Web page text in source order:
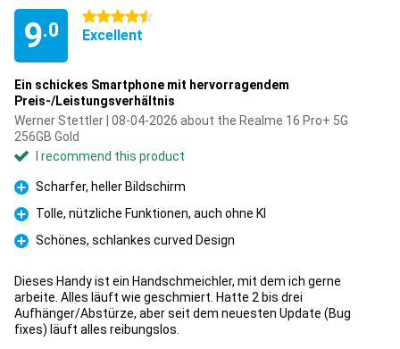
9.0
4.5 stars
Excellent
Ein schickes Smartphone mit hervorragendem
Preis-/Leistungsverhältnis
Werner Stettler | 08-04-2026 about the Realme 16 Pro+ 5G
256GB Gold
I recommend this product
Pro
Scharfer, heller Bildschirm
Pro
Tolle, nützliche Funktionen, auch ohne KI
Pro
Schönes, schlankes curved Design
Dieses Handy ist ein Handschmeichler, mit dem ich gerne
arbeite. Alles läuft wie geschmiert. Hatte 2 bis drei
Aufhänger/Abstürze, aber seit dem neuesten Update (Bug
fixes) läuft alles reibungslos.